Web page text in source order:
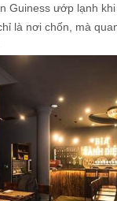
Guiness ướp lạnh
là nơi chốn, mà